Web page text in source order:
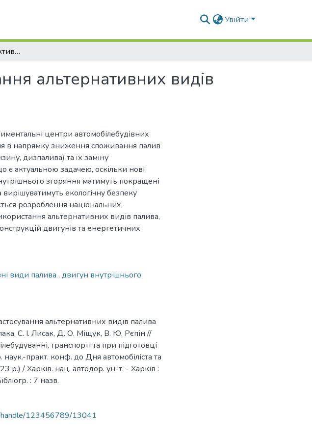
Увійти
Проблеми та перспективи застосування альтернативних видів палива на автотранспорті
альтернативних видів
центри автомобілебудівних
в напрямку зниження споживання палив
дизпалива) та їх заміну
актуальною задачею, оскільки нові
згоряння матимуть покращені
вирішуватимуть екологічну безпеку
розроблення національних
альтернативних видів палива,
двигунів та енергетичних
види палива , двигун внутрішнього
альтернативних видів палива
С. І. Лисак, Д. О. Міщук, В. Ю. Рєпін //
транспорті та при підготовці
практ. конф. до Дня автомобіліста та
р.) / Харків. нац. автодор. ун-т. - Харків :
: 7 назв.
handle/123456789/13041